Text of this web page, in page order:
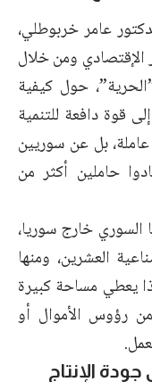
عامر خربوطلي،
الإقتصادي ومن خلال
حول كيفية
قوة دافعة للتنمية
بل عن سوريين
حاملين أكثر من
خارج سوريا،
العشرين، ومنها
يعطي مساحة كبيرة
رؤوس الأموال أو
الإنتاج